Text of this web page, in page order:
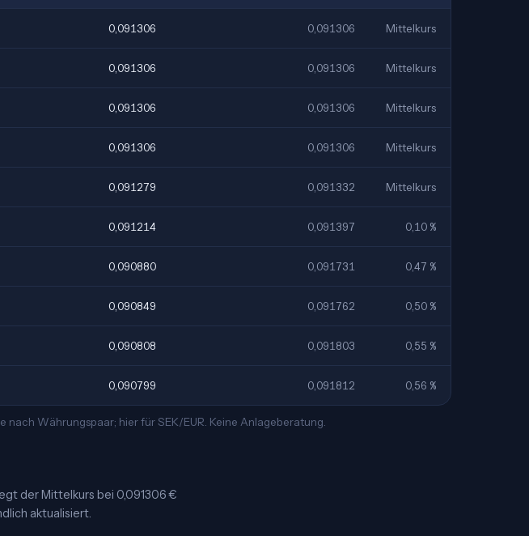
0,091306 0,091306 Mittelkurs
0,091306 0,091306 Mittelkurs
0,091306 0,091306 Mittelkurs
0,091306 0,091306 Mittelkurs
0,091279 0,091332 Mittelkurs
0,091214 0,091397 0,10 %
0,090880 0,091731 0,47 %
0,090849 0,091762 0,50 %
0,090808 0,091803 0,55 %
0,090799 0,091812 0,56 %
Währungspaar; hier für SEK/EUR. Keine Anlageberatung.
der Mittelkurs bei 0,091306 €
aktualisiert.